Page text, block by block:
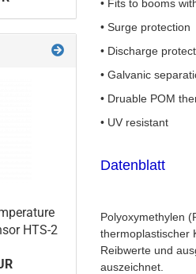
• Fits to booms
• Surge protection
• Discharge
• Galvanic
• Druable POM
• UV resistant
Datenblatt
Polyoxymethylen
thermoplastischer
Reibwerte und
auszeichnet.
HTS-2